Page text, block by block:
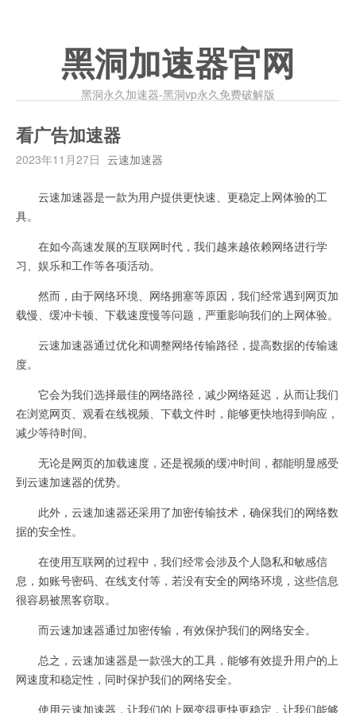
黑洞加速器官网
黑洞永久加速器-黑洞vp永久免费破解版
看广告加速器
2023年11月27日 云速加速器
云速加速器是一款为用户提供更快速、更稳定上网体验的工
具。
在如今高速发展的互联网时代，我们越来越依赖网络进行学
习、娱乐和工作等各项活动。
然而，由于网络环境、网络拥塞等原因，我们经常遇到网页加
载慢、缓冲卡顿、下载速度慢等问题，严重影响我们的上网体验。
云速加速器通过优化和调整网络传输路径，提高数据的传输速
度。
它会为我们选择最佳的网络路径，减少网络延迟，从而让我们
在浏览网页、观看在线视频、下载文件时，能够更快地得到响应，
减少等待时间。
无论是网页的加载速度，还是视频的缓冲时间，都能明显感受
到云速加速器的优势。
此外，云速加速器还采用了加密传输技术，确保我们的网络数
据的安全性。
在使用互联网的过程中，我们经常会涉及个人隐私和敏感信
息，如账号密码、在线支付等，若没有安全的网络环境，这些信息
很容易被黑客窃取。
而云速加速器通过加密传输，有效保护我们的网络安全。
总之，云速加速器是一款强大的工具，能够有效提升用户的上
网速度和稳定性，同时保护我们的网络安全。
使用云速加速器，让我们的上网变得更快更稳定，让我们能够